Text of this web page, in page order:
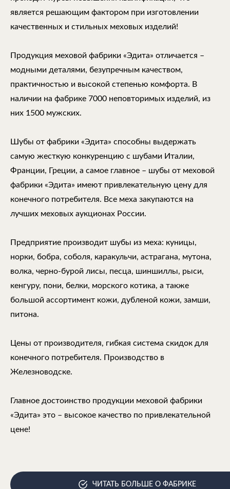
является решающим фактором при изготовлении
качественных и стильных меховых изделий!
Продукция меховой фабрики «Эдита» отличается –
модными деталями, безупречным качеством,
практичностью и высокой степенью комфорта. В
наличии на фабрике 7000 неповторимых изделий, из
них 1500 мужских.
Шубы от фабрики «Эдита» способны выдержать
самую жесткую конкуренцию с шубами Италии,
Франции, Греции, а самое главное – шубы от меховой
фабрики «Эдита» имеют привлекательную цену для
конечного потребителя. Все меха закупаются на
лучших меховых аукционах России.
Предприятие производит шубы из меха: куницы,
норки, бобра, соболя, каракульчи, астрагана, мутона,
волка, черно-бурой лисы, песца, шиншиллы, рыси,
кенгуру, пони, белки, морского котика, а также
большой ассортимент кожи, дубленой кожи, замши,
питона.
Цены от производителя, гибкая система скидок для
конечного потребителя. Производство в
Железноводске.
Главное достоинство продукции меховой фабрики
«Эдита» это – высокое качество по привлекательной
цене!
ЧИТАТЬ БОЛЬШЕ О ФАБРИКЕ